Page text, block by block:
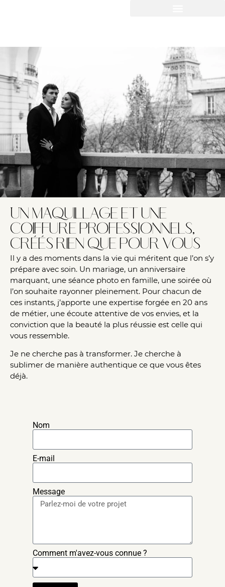
Un maquillage et une
coiffure professionnels,
créés rien que pour vous
Il y a des moments dans la vie qui méritent que l’on s’y
prépare avec soin. Un mariage, un anniversaire
marquant, une séance photo en famille, une soirée où
l’on souhaite rayonner pleinement. Pour chacun de
ces instants, j’apporte une expertise forgée en 20 ans
de métier, une écoute attentive de vos envies, et la
conviction que la beauté la plus réussie est celle qui
vous ressemble.
Je ne cherche pas à transformer. Je cherche à
sublimer de manière authentique ce que vous êtes
déjà.
Nom
E-mail
Message
Comment m'avez-vous connue ?